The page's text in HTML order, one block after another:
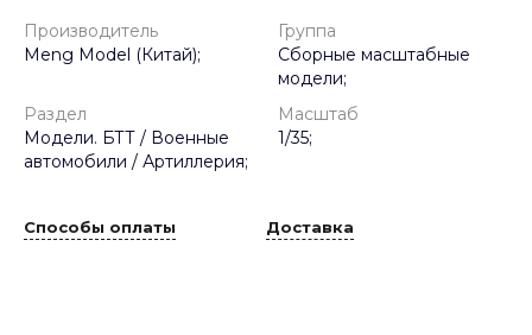
Производитель
Meng Model (Китай);
Группа
Сборные масштабные
модели;
Раздел
Модели. БТТ / Военные
автомобили / Артиллерия;
Масштаб
1/35;
Способы оплаты Доставка